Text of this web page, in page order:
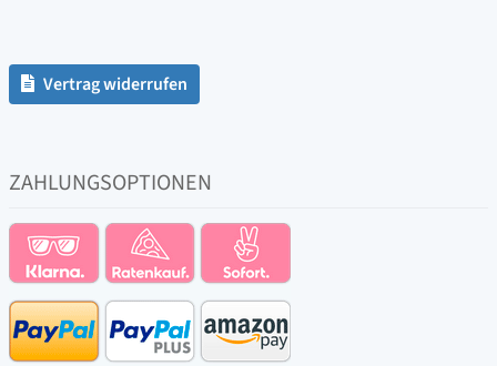
Vertrag widerrufen
ZAHLUNGSOPTIONEN